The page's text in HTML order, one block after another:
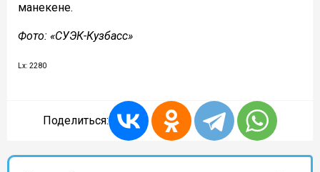
манекене.
Фото: «СУЭК-Кузбасс»
Lx: 2280
Поделиться: